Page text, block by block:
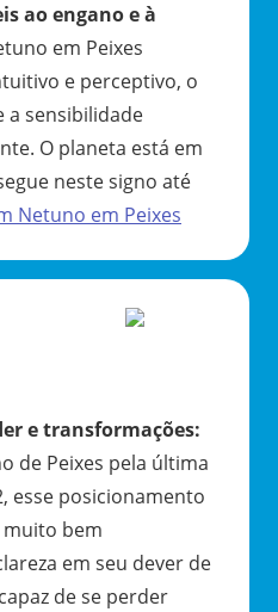
ao engano e à
em Peixes
e perceptivo, o
a sensibilidade
O planeta está em
neste signo até
Netuno em Peixes
e transformações:
de Peixes pela última
esse posicionamento
bem
em seu dever de
de se perder